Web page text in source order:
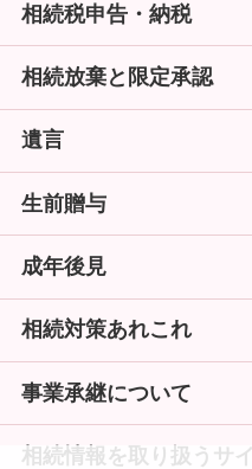
相続税申告・納税
相続放棄と限定承認
遺言
生前贈与
成年後見
相続対策あれこれ
事業承継について
相続情報を取り扱うサ